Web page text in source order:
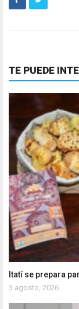
TE PUEDE
Itatí se prepara
3 agosto, 2026